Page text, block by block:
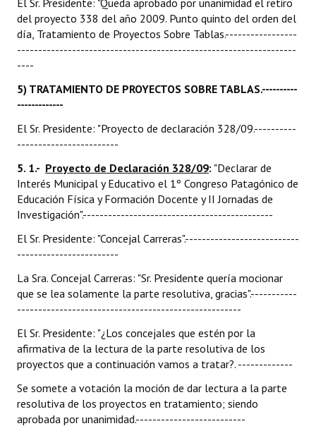
El Sr. Presidente: "Queda aprobado por unanimidad el retiro
del proyecto 338 del año 2009. Punto quinto del orden del
día, Tratamiento de Proyectos Sobre Tablas.-----------------
------------------------------------------------------------------
----
5) TRATAMIENTO DE PROYECTOS SOBRE TABLAS.----------
-------------
El Sr. Presidente: "Proyecto de declaración 328/09.----------
------------------------
5. 1.- Proyecto de Declaración 328/09: "Declarar de
Interés Municipal y Educativo el 1º Congreso Patagónico de
Educación Física y Formación Docente y II Jornadas de
Investigación".---------------------------------------------
El Sr. Presidente: "Concejal Carreras".---------------------------
------------------------
La Sra. Concejal Carreras: "Sr. Presidente quería mocionar
que se lea solamente la parte resolutiva, gracias".-----------
-----------------------------------------------------
El Sr. Presidente: "¿Los concejales que estén por la
afirmativa de la lectura de la parte resolutiva de los
proyectos que a continuación vamos a tratar?. -------------
Se somete a votación la moción de dar lectura a la parte
resolutiva de los proyectos en tratamiento; siendo
aprobada por unanimidad.--------------------------